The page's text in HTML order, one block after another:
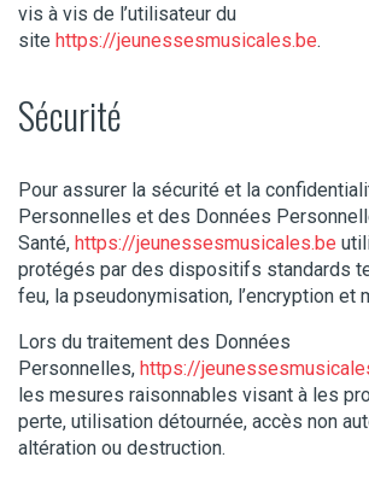
vis à vis de l’utilisateur du
site https://jeunessesmusicales.be.
Sécurité
Pour assurer la sécurité et la
Personnelles et des Données
Santé, https://jeunessesmusicales.be
protégés par des dispositifs standards
feu, la pseudonymisation, l’encryption et
Lors du traitement des Données
Personnelles, https://
les mesures raisonnables visant à les
perte, utilisation détournée, accès non
altération ou destruction.